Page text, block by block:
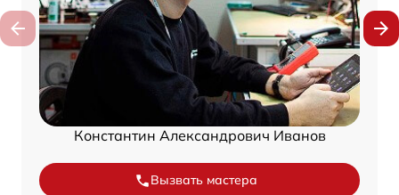
Константин Александрович Иванов
Вызвать мастера